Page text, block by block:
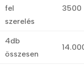
fel
szerelés
3500
4db
összesen